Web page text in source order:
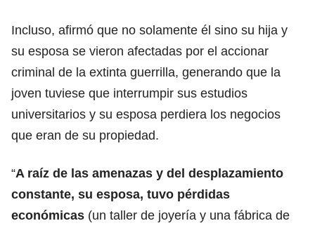
Incluso, afirmó que no solamente él sino su hija y
su esposa se vieron afectadas por el accionar
criminal de la extinta guerrilla, generando que la
joven tuviese que interrumpir sus estudios
universitarios y su esposa perdiera los negocios
que eran de su propiedad.
“A raíz de las amenazas y del desplazamiento
constante, su esposa, tuvo pérdidas
económicas (un taller de joyería y una fábrica de